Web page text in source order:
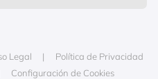
Legal
Política de Privacidad
Configuración de Cookies